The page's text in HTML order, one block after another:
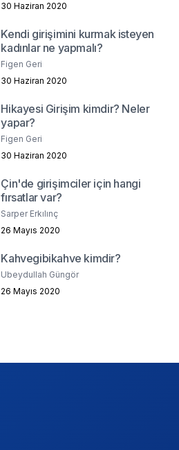
30 Haziran 2020
Kendi girişimini kurmak isteyen
kadınlar ne yapmalı?
Figen Geri
30 Haziran 2020
Hikayesi Girişim kimdir? Neler
yapar?
Figen Geri
30 Haziran 2020
Çin'de girişimciler için hangi
fırsatlar var?
Sarper Erkılınç
26 Mayıs 2020
Kahvegibikahve kimdir?
Ubeydullah Güngör
26 Mayıs 2020